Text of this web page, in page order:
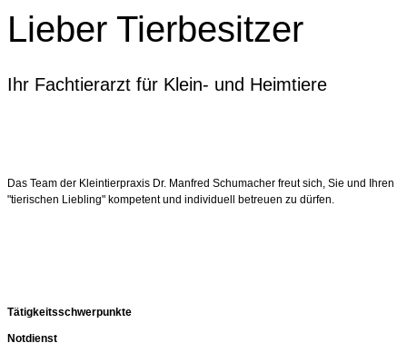
Lieber Tierbesitzer
Ihr Fachtierarzt für Klein- und Heimtiere
Das Team der Kleintierpraxis Dr. Manfred Schumacher freut sich, Sie und Ihren
"tierischen Liebling" kompetent und individuell betreuen zu dürfen.
Tätigkeitsschwerpunkte
Notdienst